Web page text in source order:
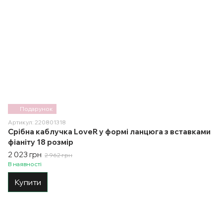
Подарунок
Артикул: 220801318
Срібна каблучка LoveR у формі ланцюга з вставками
фіаніту 18 розмір
2 023 грн 2 962 грн
В наявності
Купити